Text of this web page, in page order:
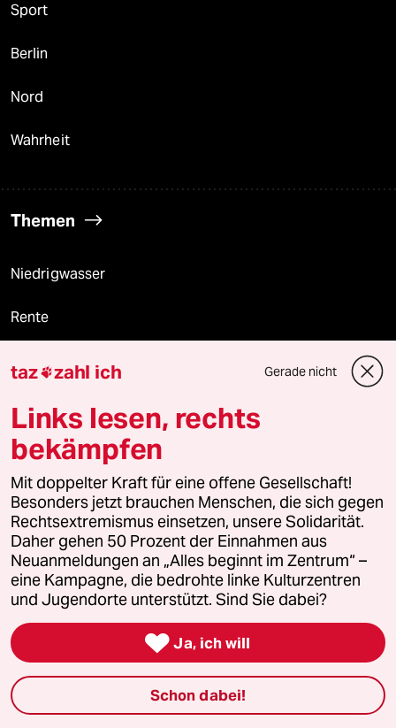
Sport
Berlin
Nord
Wahrheit
Themen
Niedrigwasser
Rente
Hybrider Krieg
Jemen
Ceuta
Hitze
Verlag
Aktuelles
Hausblog
taz zahl ich Gerade nicht
Links lesen, rechts
bekämpfen
Mit doppelter Kraft für eine offene Gesellschaft!
Besonders jetzt brauchen Menschen, die sich gegen
Rechtsextremismus einsetzen, unsere Solidarität.
Daher gehen 50 Prozent der Einnahmen aus
Neuanmeldungen an „Alles beginnt im Zentrum“ –
eine Kampagne, die bedrohte linke Kulturzentren
und Jugendorte unterstützt. Sind Sie dabei?
 Ja, ich will
Schon dabei!